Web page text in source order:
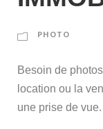
PHOTO
Besoin de
location ou la
une prise de